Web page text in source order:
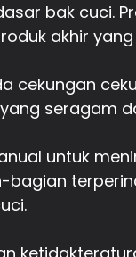
bak cuci.
akhir
seragam
untuk